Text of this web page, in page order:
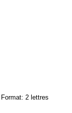
Format: 2 lettres